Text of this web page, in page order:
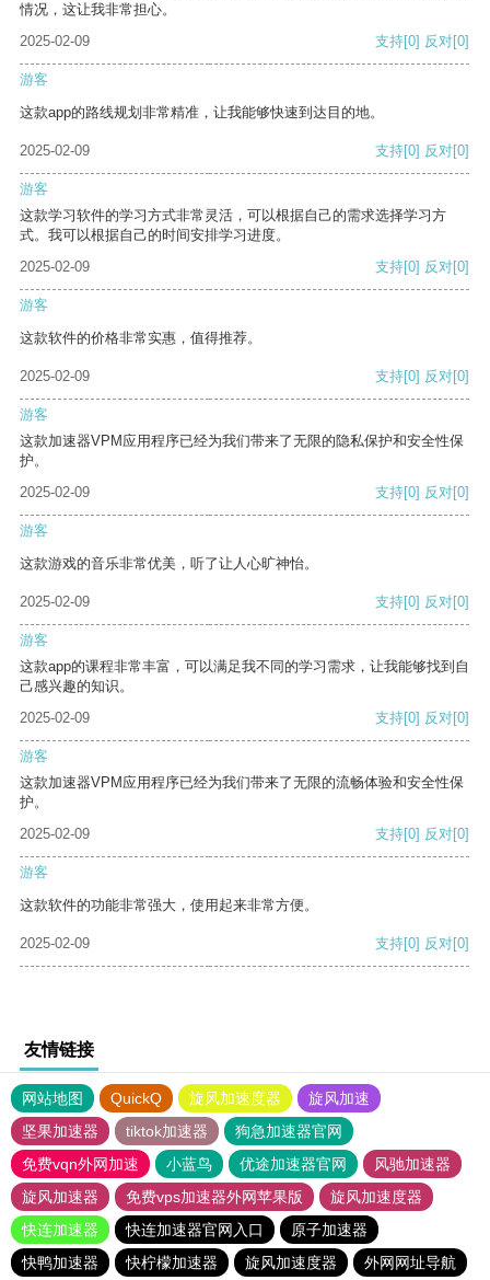
情况，这让我非常担心。
2025-02-09
支持[0] 反对[0]
游客
这款app的路线规划非常精准，让我能够快速到达目的地。
2025-02-09 支持[0] 反对[0]
游客
这款学习软件的学习方式非常灵活，可以根据自己的需求选择学习方
式。我可以根据自己的时间安排学习进度。
2025-02-09
支持[0] 反对[0]
游客
这款软件的价格非常实惠，值得推荐。
2025-02-09 支持[0] 反对[0]
游客
这款加速器VPM应用程序已经为我们带来了无限的隐私保护和安全性保
护。
2025-02-09
支持[0] 反对[0]
游客
这款游戏的音乐非常优美，听了让人心旷神怡。
2025-02-09 支持[0] 反对[0]
游客
这款app的课程非常丰富，可以满足我不同的学习需求，让我能够找到自
己感兴趣的知识。
2025-02-09
支持[0] 反对[0]
游客
这款加速器VPM应用程序已经为我们带来了无限的流畅体验和安全性保
护。
2025-02-09
支持[0] 反对[0]
游客
这款软件的功能非常强大，使用起来非常方便。
2025-02-09 支持[0] 反对[0]
友情链接
网站地图 QuickQ 旋风加速度器
旋风加速
坚果加速器
tiktok加速器
狗急加速器官网
免费vqn外网加速
小蓝鸟 优途加速器官网
风驰加速器
旋风加速器
免费vps加速器外网苹果版
旋风加速度器
快连加速器
快连加速器官网入口
原子加速器
快鸭加速器
快柠檬加速器 旋风加速度器 外网网址导航